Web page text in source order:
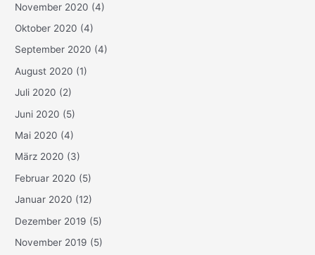
November 2020 (4)
Oktober 2020 (4)
September 2020 (4)
August 2020 (1)
Juli 2020 (2)
Juni 2020 (5)
Mai 2020 (4)
März 2020 (3)
Februar 2020 (5)
Januar 2020 (12)
Dezember 2019 (5)
November 2019 (5)